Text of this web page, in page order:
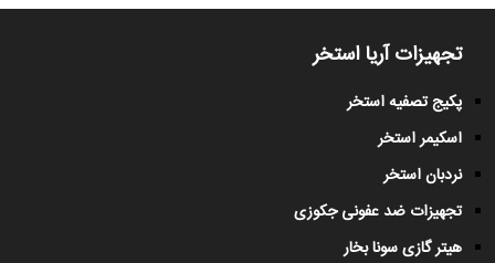
تجهیزات آریا استخر
پکیج تصفیه استخر
اسکیمر استخر
نردبان استخر
تجهیزات ضد عفونی جکوزی
هیتر گازی سونا بخار